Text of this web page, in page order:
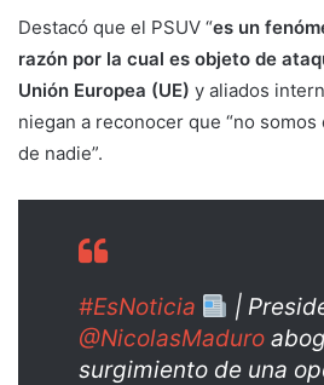
Destacó que el PSUV “es un
razón por la cual es objeto de
Unión Europea (UE) y aliados
niegan a reconocer que “no
de nadie”.
#EsNoticia
|
@NicolasMaduro
surgimiento de una